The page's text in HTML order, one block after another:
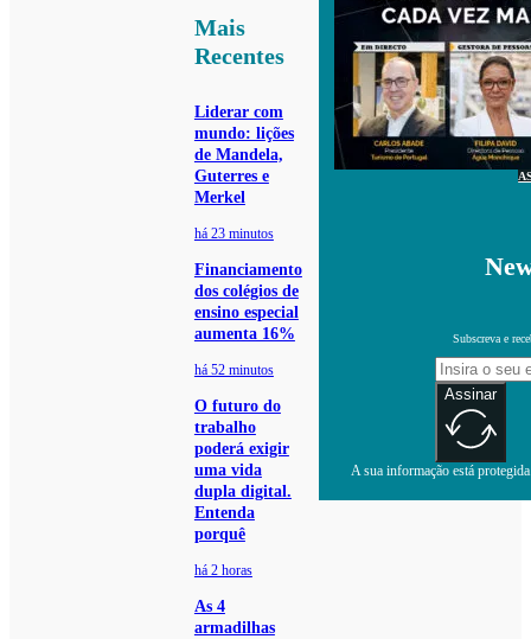
Mais
Recentes
Liderar com
mundo: lições
de Mandela,
Guterres e
Merkel
há 23 minutos
Financiamento
dos colégios de
ensino especial
aumenta 16%
há 52 minutos
O futuro do
trabalho
poderá exigir
uma vida
dupla digital.
Entenda
porquê
há 2 horas
As 4
armadilhas
Subscreva e
Assinar
A sua informação está